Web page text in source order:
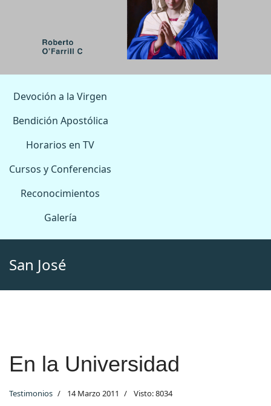
Devoción a la Virgen
Bendición Apostólica
Horarios en TV
Cursos y Conferencias
Reconocimientos
Galería
San José
En la Universidad
Testimonios 14 Marzo 2011 Visto: 8034